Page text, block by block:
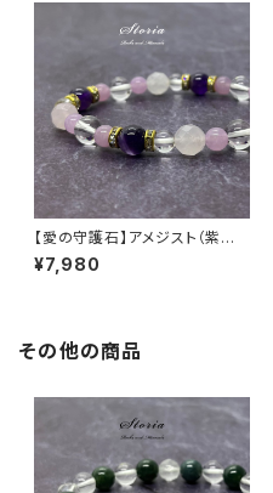
【愛の守護石】アメジスト（紫水
晶）×カットローズクォーツ（紅水
晶） ブレスレット
¥7,980
その他の商品